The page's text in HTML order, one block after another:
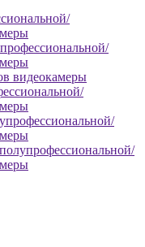
видеокамеры